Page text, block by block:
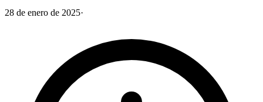
28 de enero de 2025·